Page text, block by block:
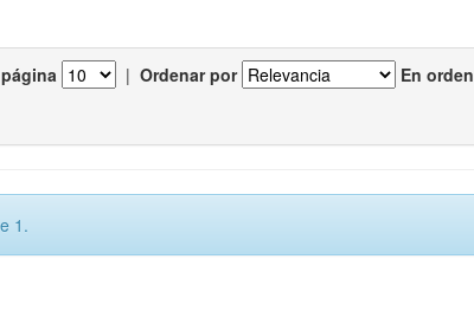
| Ordenar por En orden
1.